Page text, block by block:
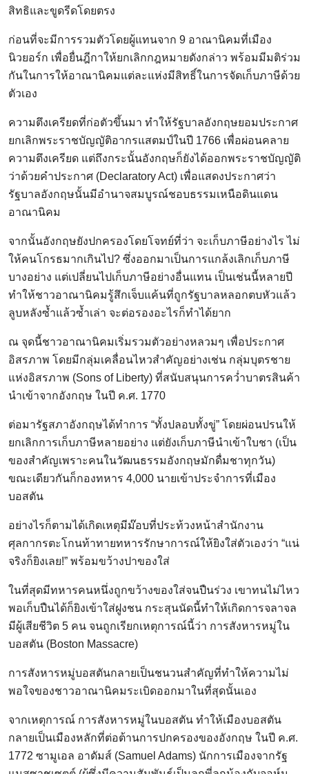
สิทธิและขูดรีดโดยตรง
ก่อนที่จะมีการรวมตัวโดยผู้แทนจาก 9 อาณานิคมที่เมือง
นิวยอร์ก เพื่อยื่นฎีกาให้ยกเลิกกฎหมายดังกล่าว พร้อมมีมติร่วม
กันในการให้อาณานิคมแต่ละแห่งมีสิทธิ์ในการจัดเก็บภาษีด้วย
ตัวเอง
ความตึงเครียดที่ก่อตัวขึ้นมา ทำให้รัฐบาลอังกฤษยอมประกาศ
ยกเลิกพระราชบัญญัติอากรแสตมป์ในปี 1766 เพื่อผ่อนคลาย
ความตึงเครียด แต่ถึงกระนั้นอังกฤษก็ยังได้ออกพระราชบัญญัติ
ว่าด้วยคำประกาศ (Declaratory Act) เพื่อแสดงประกาศว่า
รัฐบาลอังกฤษนั้นมีอำนาจสมบูรณ์ชอบธรรมเหนือดินแดน
อาณานิคม
จากนั้นอังกฤษยังปกครองโดยโจทย์ที่ว่า จะเก็บภาษีอย่างไร ไม่
ให้คนโกรธมากเกินไป? ซึ่งออกมาเป็นการแกล้งเลิกเก็บภาษี
บางอย่าง แต่เปลี่ยนไปเก็บภาษีอย่างอื่นแทน เป็นเช่นนี้หลายปี
ทำให้ชาวอาณานิคมรู้สึกเจ็บแค้นที่ถูกรัฐบาลหลอกตบหัวแล้ว
ลูบหลังซ้ำแล้วซ้ำเล่า จะต่อรองอะไรก็ทำได้ยาก
ณ จุดนี้ชาวอาณานิคมเริ่มรวมตัวอย่างหลวมๆ เพื่อประกาศ
อิสรภาพ โดยมีกลุ่มเคลื่อนไหวสำคัญอย่างเช่น กลุ่มบุตรชาย
แห่งอิสรภาพ (Sons of Liberty) ที่สนับสนุนการคว่ำบาตรสินค้า
นำเข้าจากอังกฤษ ในปี ค.ศ. 1770
ต่อมารัฐสภาอังกฤษได้ทำการ “ทั้งปลอบทั้งขู่” โดยผ่อนปรนให้
ยกเลิกการเก็บภาษีหลายอย่าง แต่ยังเก็บภาษีนำเข้าใบชา (เป็น
ของสำคัญเพราะคนในวัฒนธรรมอังกฤษมักดื่มชาทุกวัน)
ขณะเดียวกันก็กองทหาร 4,000 นายเข้าประจำการที่เมือง
บอสตัน
อย่างไรก็ตามได้เกิดเหตุมีม๊อบที่ประท้วงหน้าสำนักงาน
ศุลกากรตะโกนท้าทายทหารรักษาการณ์ให้ยิงใส่ตัวเองว่า “แน่
จริงก็ยิงเลย!” พร้อมขว้างปาของใส่
ในที่สุดมีทหารคนหนึ่งถูกขว้างของใส่จนปืนร่วง เขาทนไม่ไหว
พอเก็บปืนได้ก็ยิงเข้าใส่ฝูงชน กระสุนนัดนี้ทำให้เกิดการจลาจล
มีผู้เสียชีวิต 5 คน จนถูกเรียกเหตุการณ์นี้ว่า การสังหารหมู่ใน
บอสตัน (Boston Massacre)
การสังหารหมู่บอสตันกลายเป็นชนวนสำคัญที่ทำให้ความไม่
พอใจของชาวอาณานิคมระเบิดออกมาในที่สุดนั้นเอง
จากเหตุการณ์ การสังหารหมู่ในบอสตัน ทำให้เมืองบอสตัน
กลายเป็นเมืองหลักที่ต่อต้านการปกครองของอังกฤษ ในปี ค.ศ.
1772 ซามูเอล อาดัมส์ (Samuel Adams) นักการเมืองจากรัฐ